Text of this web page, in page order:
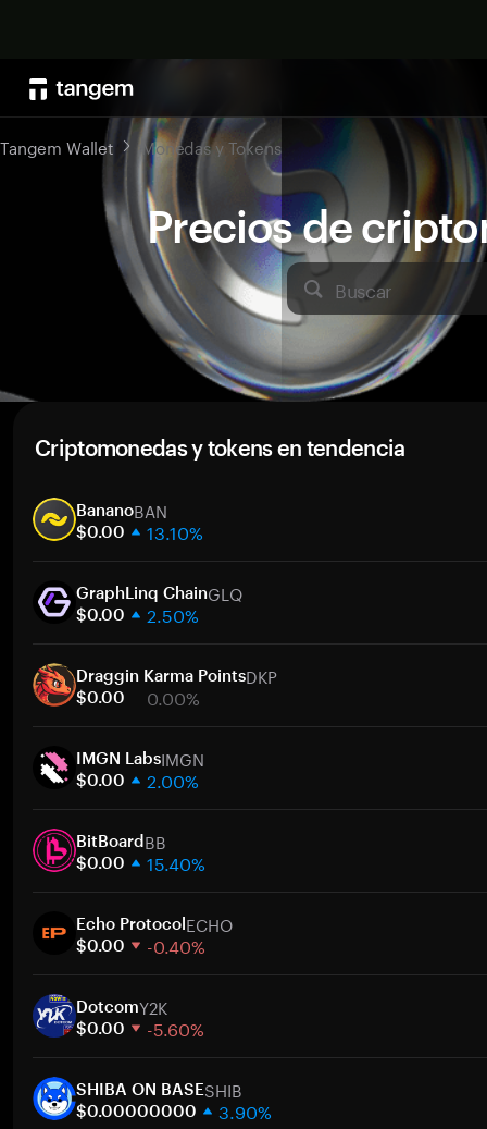
Precios de
Buscar
Tangem Wallet Monedas y Tokens
Criptomonedas y tokens en tendencia
BananoBAN
$0.00 13.10%
30 días
Capitalización de mercado
GraphLinq ChainGLQ
$0.00 2.50%
30 días
Capitalización de mercado
Draggin Karma PointsDKP
$0.00 0.00%
30 días
Capitalización de mercado
IMGN LabsIMGN
$0.00 2.00%
30 días
Capitalización de mercado
BitBoardBB
$0.00 15.40%
30 días
Capitalización de mercado
Echo ProtocolECHO
$0.00 -0.40%
30 días
Capitalización de mercado
DotcomY2K
$0.00 -5.60%
30 días
Capitalización de mercado
SHIBA ON BASESHIB
$0.00000000 3.90%